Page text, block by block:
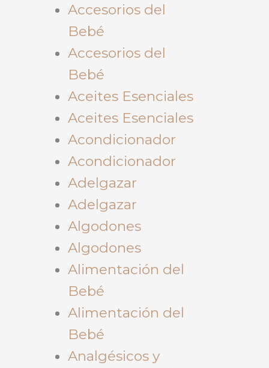
Accesorios del
Bebé
Accesorios del
Bebé
Aceites Esenciales
Aceites Esenciales
Acondicionador
Acondicionador
Adelgazar
Adelgazar
Algodones
Algodones
Alimentación del
Bebé
Alimentación del
Bebé
Analgésicos y